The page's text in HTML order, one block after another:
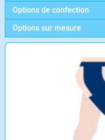
Options de confection
Options sur mesure